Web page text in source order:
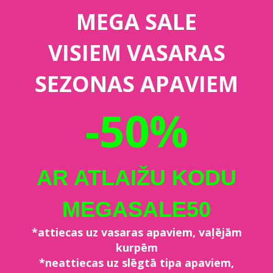
MEGA SALE
VISIEM VASARAS
SEZONAS APAVIEM
-50%
AR ATLAIŽU KODU
MEGASALE50
*attiecas uz vasaras apaviem, vaļējām
kurpēm
*neattiecas uz slēgtā tipa apaviem,